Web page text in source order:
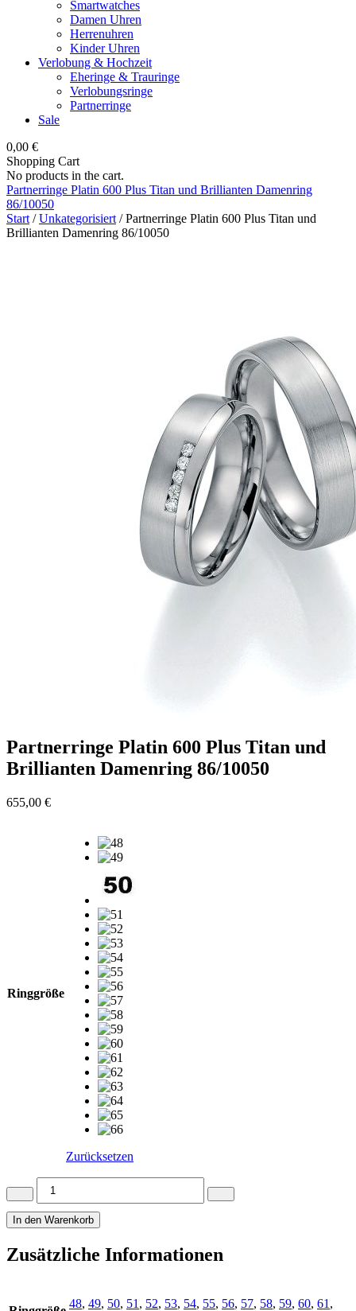
Smartwatches
Damen Uhren
Herrenuhren
Kinder Uhren
Verlobung & Hochzeit
Eheringe & Trauringe
Verlobungsringe
Partnerringe
Sale
0,00 €
Shopping Cart
No products in the cart.
Partnerringe Platin 600 Plus Titan und Brillianten Damenring
86/10050
Start /Unkategorisiert / Partnerringe Platin 600 Plus Titan und
Brillianten Damenring 86/10050
Partnerringe Platin 600 Plus Titan und
Brillianten Damenring 86/10050
655,00 €
Ringgröße
Zurücksetzen
Partnerringe
Platin
600
Plus
und
86/10050
In den Warenkorb
Zusätzliche Informationen
48, 49, 50, 51 , 52, 53, 54, 55, 56, 57, 58, 59, 60, 61 ,